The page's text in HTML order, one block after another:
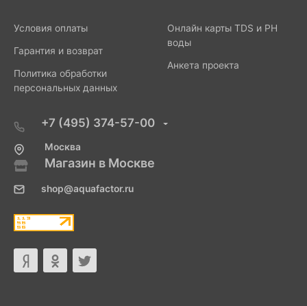
Условия оплаты
Гарантия и возврат
Политика обработки
персональных данных
Онлайн карты TDS и PH
воды
Анкета проекта
+7 (495) 374-57-00
Москва
Магазин в Москве
shop@aquafactor.ru